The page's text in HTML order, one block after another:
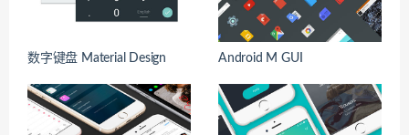
数字键盘 Material Design Android M GUI